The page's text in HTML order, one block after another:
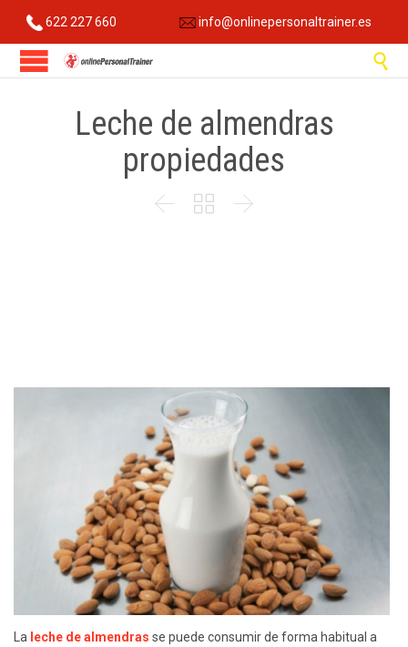
622 227 660 info@onlinepersonaltrainer.es

Leche de almendras
propiedades
  
La leche de almendras se puede consumir de forma habitual a